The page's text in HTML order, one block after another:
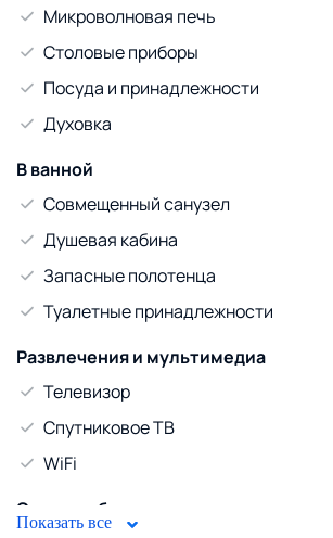
Микроволновая печь
Столовые приборы
Посуда и принадлежности
Духовка
В ванной
Совмещенный санузел
Душевая кабина
Запасные полотенца
Туалетные принадлежности
Развлечения и мультимедиа
Телевизор
Спутниковое ТВ
WiFi
Стирка и белье
Показать все